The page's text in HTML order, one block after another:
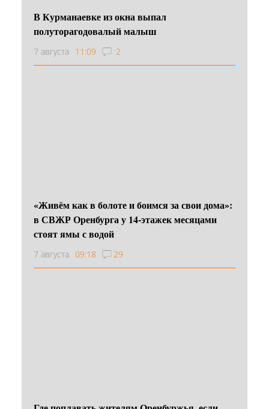
В Курманаевке из окна выпал
полуторагодовалый малыш
7 августа 11:09 2
«Живём как в болоте и боимся за свои дома»:
в СВЖР Оренбурга у 14-этажек месяцами
стоят ямы с водой
7 августа 09:18 29